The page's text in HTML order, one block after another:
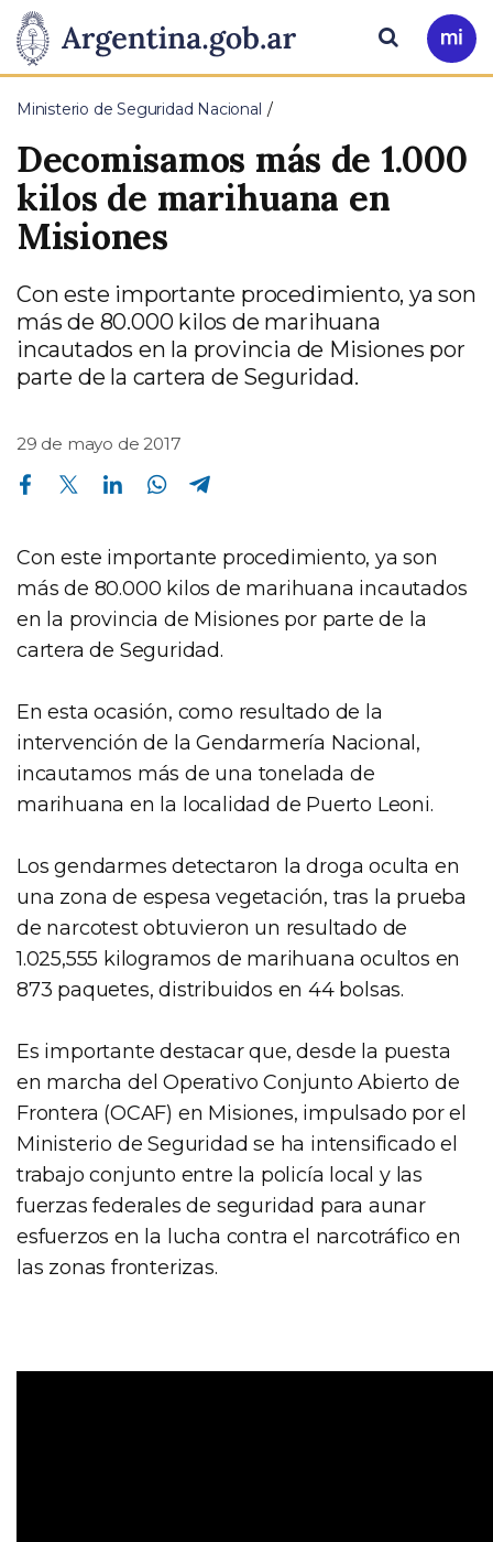
Presidencia
de
la
Nación
Pasar al contenido principal
Ir
a
Buscar
Ministerio de Seguridad Nacional
Decomisamos más de 1.000
kilos de marihuana en
Misiones
Con este importante procedimiento, ya son
más de 80.000 kilos de marihuana
incautados en la provincia de Misiones por
parte de la cartera de Seguridad.
29 de mayo de 2017
Compartir en Facebook Compartir en Twitter Compartir en Linkedin Compartir en Whatsapp
Con este importante procedimiento, ya son
más de 80.000 kilos de marihuana incautados
en la provincia de Misiones por parte de la
cartera de Seguridad.
En esta ocasión, como resultado de la
intervención de la Gendarmería Nacional,
incautamos más de una tonelada de
marihuana en la localidad de Puerto Leoni.
Los gendarmes detectaron la droga oculta en
una zona de espesa vegetación, tras la prueba
de narcotest obtuvieron un resultado de
1.025,555 kilogramos de marihuana ocultos en
873 paquetes, distribuidos en 44 bolsas.
Es importante destacar que, desde la puesta
en marcha del Operativo Conjunto Abierto de
Frontera (OCAF) en Misiones, impulsado por el
Ministerio de Seguridad se ha intensificado el
trabajo conjunto entre la policía local y las
fuerzas federales de seguridad para aunar
esfuerzos en la lucha contra el narcotráfico en
las zonas fronterizas.